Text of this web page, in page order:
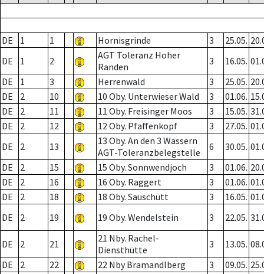
DE 1 1 Hornisgrinde 3 25.05.
DE
1 2
AGT Toleranz Hoher
Randen
3 16.05.
DE
1 3 Herrenwald 3 25.05.
DE
2 10 10 Oby. Unterwieser Wald 3 01.06.
DE
2 11 11 Oby. Freisinger Moos 3 15.05.
DE
2 12 12 Oby. Pfaffenkopf 3 27.05.
DE
2 13
13 Oby. An den 3 Wassern
AGT-Toleranzbelegstelle
6 30.05.
DE
2 15 15 Oby. Sonnwendjoch 3 01.06.
DE
2 16 16 Oby. Raggert 3 01.06.
DE
2 18 18 Oby. Sauschütt 3 16.05.
DE
2 19 19 Oby. Wendelstein 3 22.05.
DE 2 21
21 Nby. Rachel-
Diensthütte
3 13.05.
DE
2 22 22 Nby Bramandlberg 3 09.05.